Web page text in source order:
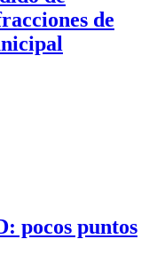
de
pocos puntos